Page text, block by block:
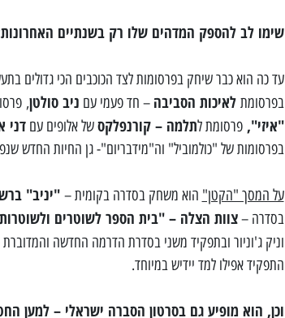
שימו לב להספק המדהים שלו רק בשנתיים
עד כה הוא כבר שיחק בפרסומות לצד הכוכבים הכי גדולים
בפרסומת לאיכות הסביבה – חד פעמי עם ניב סולטן,
"איזי",פרסומת לתלמה – קורנפלקסשל אלופים עםדני
בפרסומות של "כולמוביל" וה"מידבריום"- גן החיות החדש
על המסך "הקטן" הוא משחק בסדרה בקומית – "יניב" ברשת
בסדרה –צוות הצלה – "בית הספר לשוטרים
וניק ג'וניור ובתפקיד משני בסדרת הדרמה החדשה
התפקיד אפילו למד יידיש במיוחד.
וכן, הוא מופיע גם בסרטון הסברה ישראלי – למען